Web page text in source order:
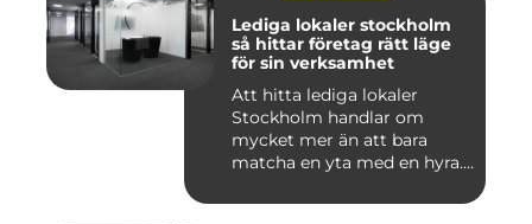
Lediga lokaler stockholm
så hittar företag rätt läge
för sin verksamhet
Att hitta lediga lokaler
Stockholm handlar om
mycket mer än att bara
matcha en yta med en hyra.